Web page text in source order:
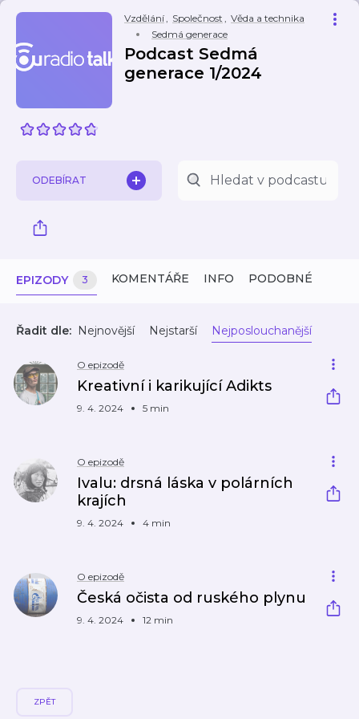
Vzdělání, Společnost , Věda a technika
Sedmá generace
Podcast Sedmá
generace 1/2024
ODEBÍRAT
EPIZODY 3 KOMENTÁŘE INFO PODOBNÉ
Řadit dle: Nejnovější Nejstarší Nejposlouchanější
O epizodě
Kreativní i karikující Adikts
9. 4. 2024 5 min
O epizodě
Ivalu: drsná láska v polárních
krajích
9. 4. 2024 4 min
O epizodě
Česká očista od ruského plynu
9. 4. 2024 12 min
ZPĚT